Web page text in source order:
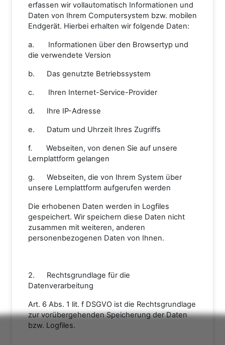
erfassen wir vollautomatisch Informationen und
Daten von Ihrem Computersystem bzw. mobilen
Endgerät. Hierbei erhalten wir folgende Daten:
a. Informationen über den Browsertyp und
die verwendete Version
b. Das genutzte Betriebssystem
c. Ihren Internet-Service-Provider
d. Ihre IP-Adresse
e. Datum und Uhrzeit Ihres Zugriffs
f. Webseiten, von denen Sie auf unsere
Lernplattform gelangen
g. Webseiten, die von Ihrem System über
unsere Lernplattform aufgerufen werden
Die erhobenen Daten werden in Logfiles
gespeichert. Wir speichern diese Daten nicht
zusammen mit weiteren, anderen
personenbezogenen Daten von Ihnen.
2. Rechtsgrundlage für die
Datenverarbeitung
Art. 6 Abs. 1 lit. f DSGVO ist die Rechtsgrundlage
zur vorübergehenden Speicherung der Daten
bzw. Logfiles.